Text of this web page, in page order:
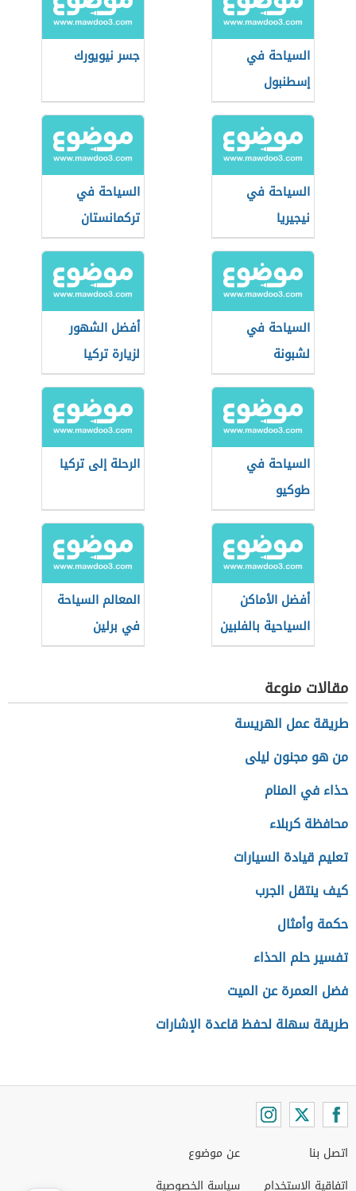
السياحة في
إسطنبول
جسر نيويورك
السياحة في
نيجيريا
السياحة في
تركمانستان
السياحة في
لشبونة
أفضل الشهور
لزيارة تركيا
السياحة في
طوكيو
الرحلة إلى تركيا
أفضل الأماكن
السياحية بالفلبين
المعالم السياحة
في برلين
مقالات منوعة
طريقة عمل الهريسة
من هو مجنون ليلى
حذاء في المنام
محافظة كربلاء
تعليم قيادة السيارات
كيف ينتقل الجرب
حكمة وأمثال
تفسير حلم الحذاء
فضل العمرة عن الميت
طريقة سهلة لحفظ قاعدة الإشارات
اتصل بنا
اتفاقية الاستخدام
عن موضوع
سياسة الخصوصية